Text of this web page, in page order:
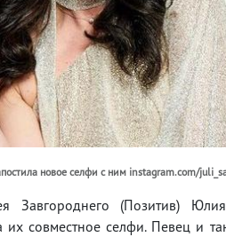
новое селфи с ним instagram.com/
Завгороднего (Позитив)
их совместное селфи. Певец и